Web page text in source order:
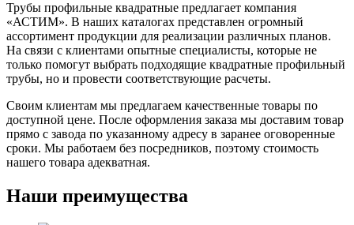
Трубы профильные квадратные предлагает компания
«АСТИМ». В наших каталогах представлен огромный
ассортимент продукции для реализации различных планов.
На связи с клиентами опытные специалисты, которые не
только помогут выбрать подходящие квадратные профильный
трубы, но и провести соответствующие расчеты.
Своим клиентам мы предлагаем качественные товары по
доступной цене. После оформления заказа мы доставим товар
прямо с завода по указанному адресу в заранее оговоренные
сроки. Мы работаем без посредников, поэтому стоимость
нашего товара адекватная.
Наши преимущества